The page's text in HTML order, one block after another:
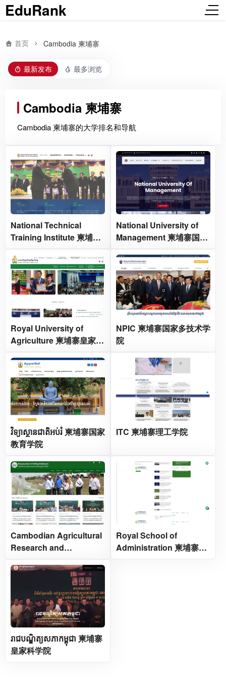
EduRank
首页 Cambodia 柬埔寨
最新发布 最多浏览
Cambodia 柬埔寨
Cambodia 柬埔寨的大学排名和导航
National Technical
Training Institute 柬埔寨
国家技术培训学院
National University of
Management 柬埔寨国立
管理大学
Royal University of
Agriculture 柬埔寨皇家农
业大学
NPIC 柬埔寨国家多技术学
院
វិទ្យាស្ថានជាតិអប់រំ 柬埔寨国家
教育学院
ITC 柬埔寨理工学院
Cambodian Agricultural
Research and
Development Institute 柬
埔寨农业研究与发展研究
Royal School of
Administration 柬埔寨皇
រាជបណ្ឌិត្យសភាកម្ពុជា 柬埔寨
皇家科学院